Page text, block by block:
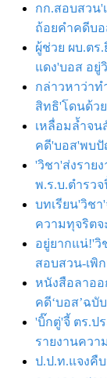
กก.สอบสวน'
ถ้อยคำคดีบอ
ผู้ช่วย ผบ.ตร
แดง'บอส อยู่
กล่าวหาว่าท
สิทธิ'โดนด้วย
เหลื่อมล้ำจน
คดี'บอส'พบปั
'วิชา'ส่งราย
พ.ร.บ.ตำรว
บทเรียน'วิช
ความทุจริต
อยู่ยากแน่!'วิ
สอบสวน-เพิ
หนังสือลาออ
คดี‘บอส’ฉบั
'บิ๊กตู่'จี้ ตร.ป
รายงานคว
ป.ป.ท.แจงคื